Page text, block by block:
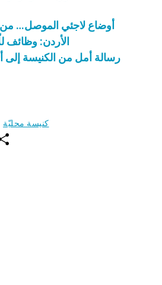
أوضاع لاجئي الموصل…
الأردن: وظائف
رسالة أمل من الكنيسة إلى
كنيسة محليّة